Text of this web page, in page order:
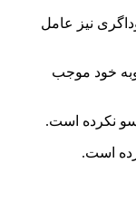
نیز عامل
خود موجب
نکرده است.
است.